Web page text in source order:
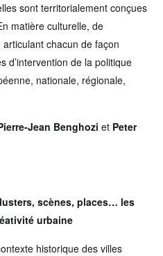
sont territorialement conçues
matière culturelle, de
chacun de façon
d’intervention de la politique
nationale, régionale,
Jean Benghozi et Peter
scènes, places… les
urbaine
historique des villes